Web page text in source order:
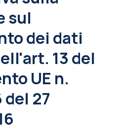
sul
dei dati
13 del
UE n.
27